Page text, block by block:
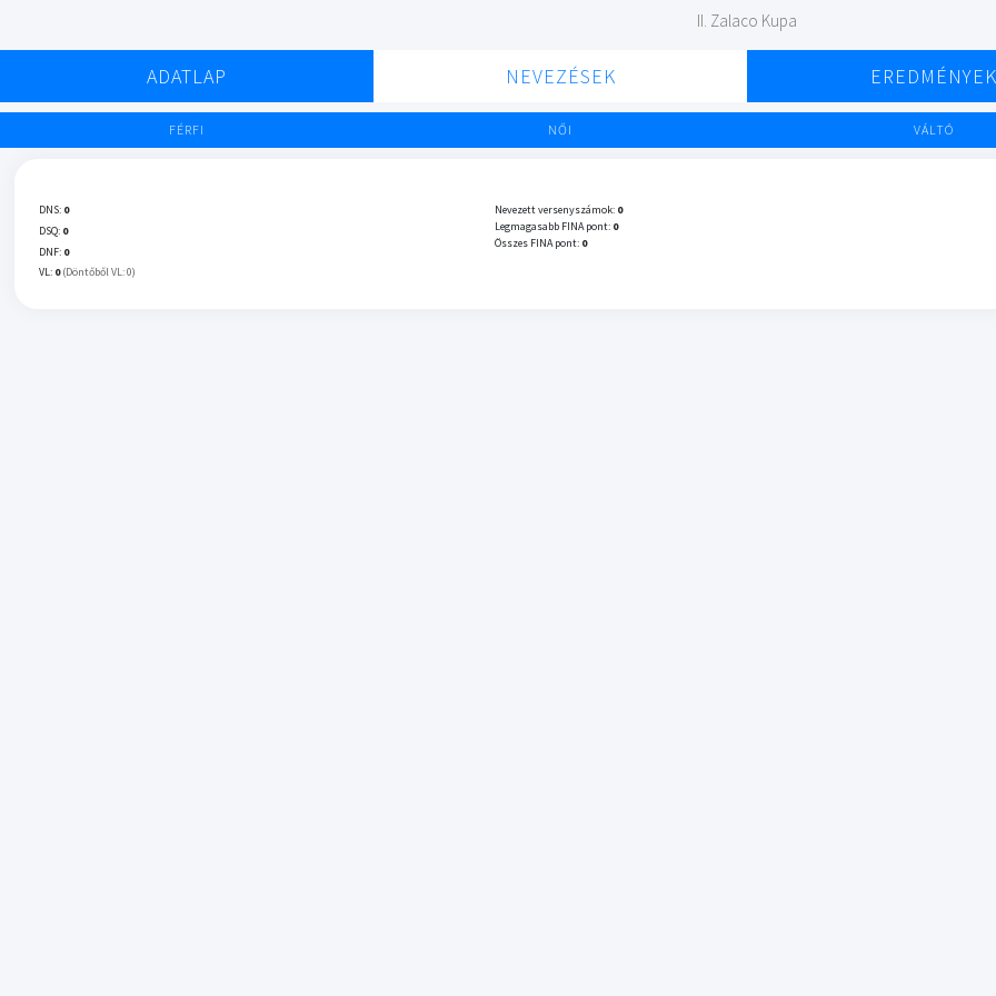
II. Zalaco Kupa
ADATLAP NEVEZÉSEK EREDMÉNYEK
FÉRFI NŐI VÁLTÓ
DNS: 0
DSQ: 0
DNF: 0
VL: 0 (Döntőből VL: 0)
Nevezett versenyszámok: 0
Legmagasabb FINA pont: 0
Összes FINA pont: 0